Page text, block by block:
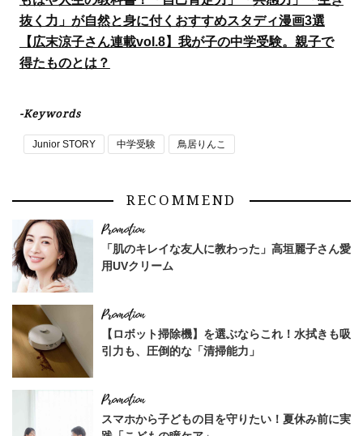
抜く力」が自然と身に付くおすすめスタディ漫画3選
【広末涼子さん連載vol.8】我が子の中学受験。親子で
得たものとは？
-Keywords
Junior STORY 中学受験 鳥居りんこ
RECOMMEND
「肌のキレイな友人に教わった」高垣麗子さん愛
用UVクリーム
【ロボット掃除機】を選ぶならこれ！水拭きも吸
引力も、圧倒的な「清掃能力」
スマホから子どもの目を守りたい！夏休み前に実